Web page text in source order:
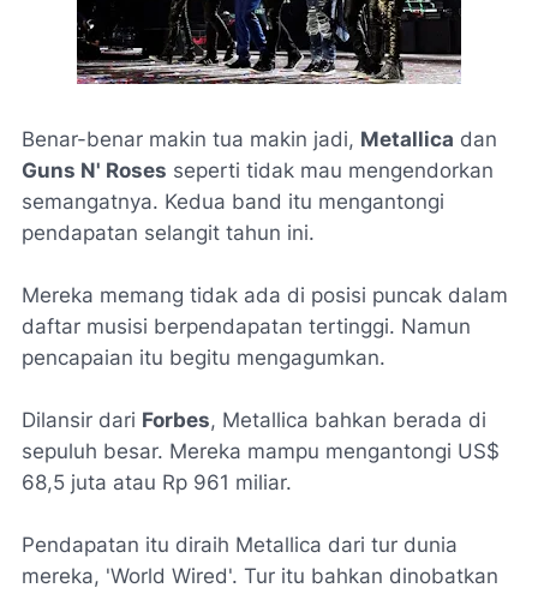
Benar-benar makin tua makin jadi, Metallica dan
Guns N' Roses seperti tidak mau mengendorkan
semangatnya. Kedua band itu mengantongi
pendapatan selangit tahun ini.
Mereka memang tidak ada di posisi puncak dalam
daftar musisi berpendapatan tertinggi. Namun
pencapaian itu begitu mengagumkan.
Dilansir dari Forbes, Metallica bahkan berada di
sepuluh besar. Mereka mampu mengantongi US$
68,5 juta atau Rp 961 miliar.
Pendapatan itu diraih Metallica dari tur dunia
mereka, 'World Wired'. Tur itu bahkan dinobatkan